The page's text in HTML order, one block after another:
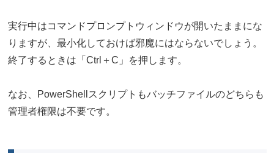
実行中はコマンドプロンプトウィンドウが開いたままにな
りますが、最小化しておけば邪魔にはならないでしょう。
終了するときは「Ctrl＋C」を押します。
なお、PowerShellスクリプトもバッチファイルのどちらも
管理者権限は不要です。